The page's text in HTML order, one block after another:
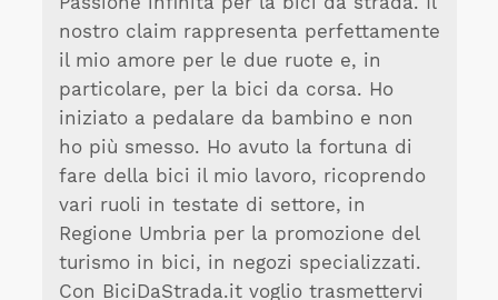
nostro claim rappresenta perfettamente
il mio amore per le due ruote e, in
particolare, per la bici da corsa. Ho
iniziato a pedalare da bambino e non
ho più smesso. Ho avuto la fortuna di
fare della bici il mio lavoro, ricoprendo
vari ruoli in testate di settore, in
Regione Umbria per la promozione del
turismo in bici, in negozi specializzati.
Con BiciDaStrada.it voglio trasmettervi